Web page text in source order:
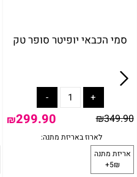
סמי הכבאי יופיטר סופר טק
₪349.90
₪299.90